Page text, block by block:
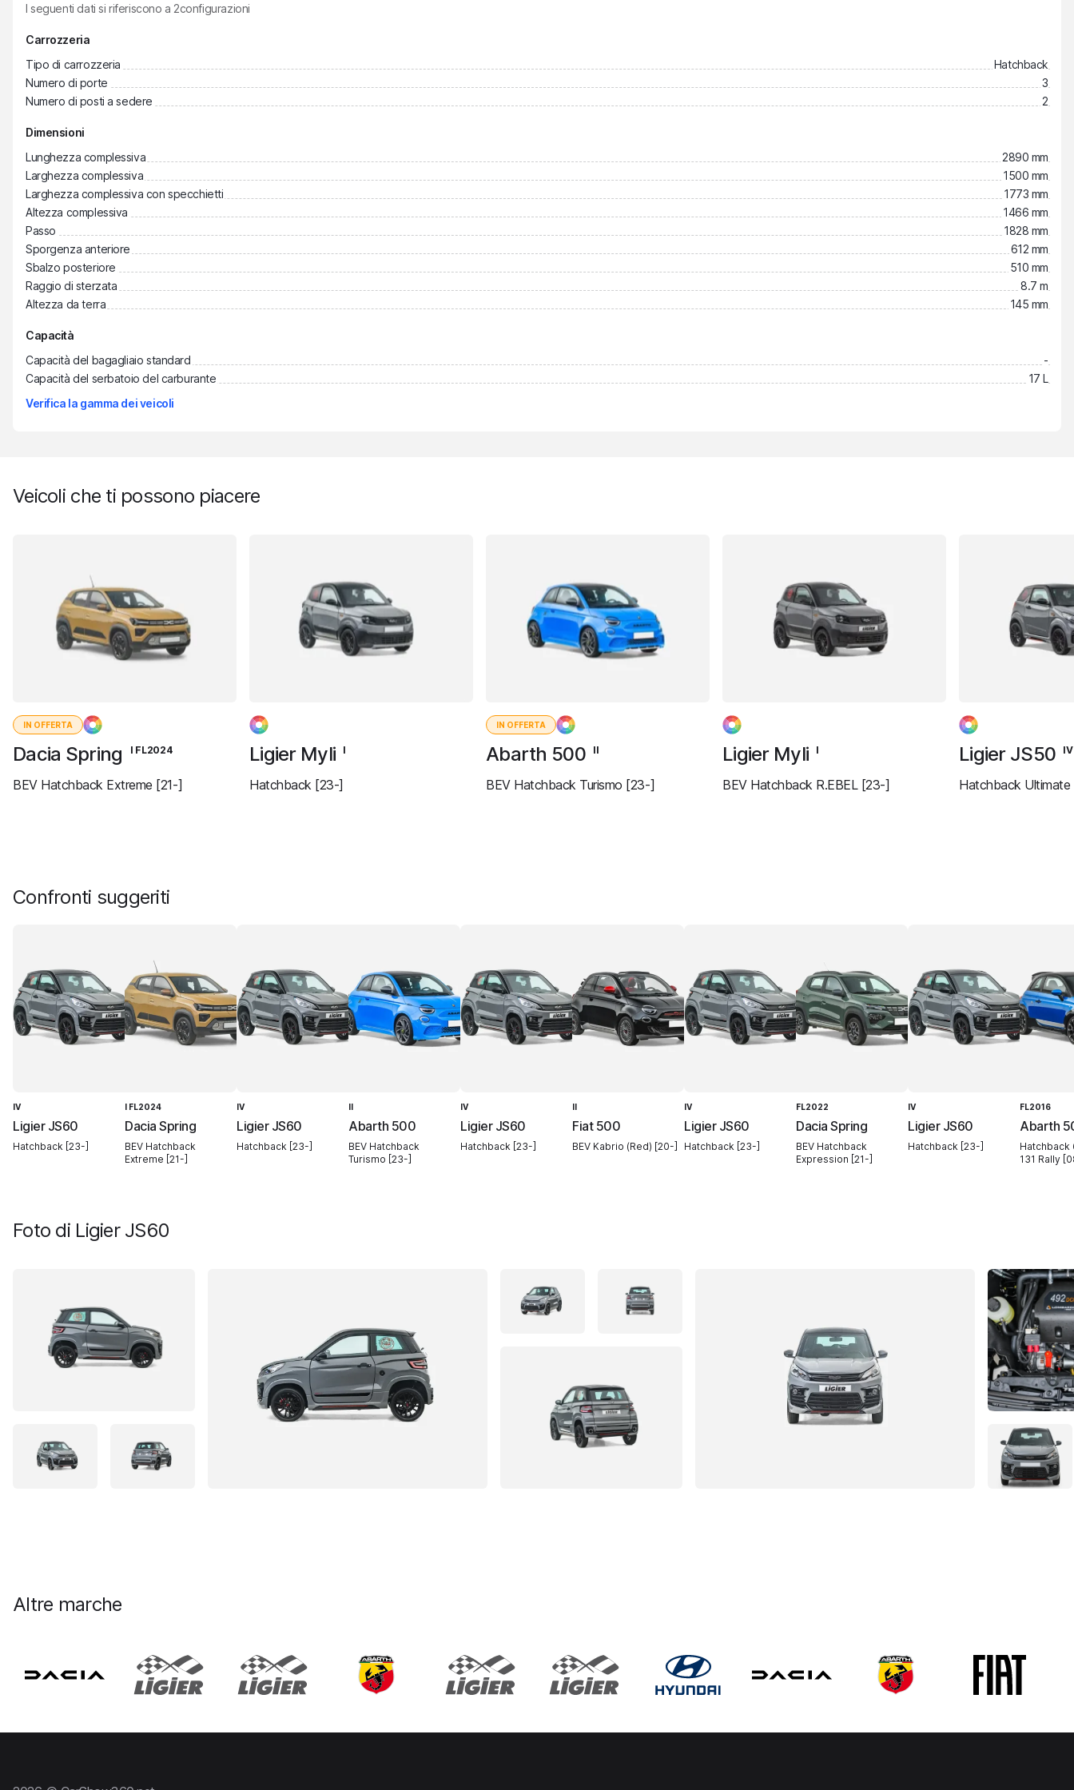
I seguenti dati si riferiscono a 2configurazioni
Carrozzeria
Tipo di carrozzeria
Hatchback
Numero di porte
3
Numero di posti a sedere
2
Dimensioni
Lunghezza complessiva
2890 mm
Larghezza complessiva
1500 mm
Larghezza complessiva con specchietti
1773 mm
Altezza complessiva
1466 mm
Passo
1828 mm
Sporgenza anteriore
612 mm
Sbalzo posteriore
510 mm
Raggio di sterzata
8.7 m
Altezza da terra
145 mm
Capacità
Capacità del bagagliaio standard
-
Capacità del serbatoio del carburante
17 L
Verifica la gamma dei veicoli
Veicoli che ti possono piacere
IN OFFERTA
Dacia Spring I FL2024
BEV Hatchback Extreme [21-]
Ligier Myli I
Hatchback [23-]
IN OFFERTA
Abarth 500 II
BEV Hatchback Turismo [23-]
Ligier Myli I
BEV Hatchback R.EBEL [23-]
Ligier JS50 IV
Hatchback
Confronti suggeriti
IV
Ligier JS60
Hatchback [23-]
I FL2024
Dacia Spring
BEV Hatchback
Extreme [21-]
IV
Ligier JS60
Hatchback [23-]
II
Abarth 500
BEV Hatchback
Turismo [23-]
IV
Ligier JS60
Hatchback [23-]
II
Fiat 500
BEV Kabrio (Red) [20-]
IV
Ligier JS60
Hatchback [23-]
FL2022
Dacia Spring
BEV Hatchback
Expression [21-]
IV
Ligier JS60
Hatchback [23-]
FL2016
Abarth
Hatchback
131 Rally
Foto di Ligier JS60
Altre marche